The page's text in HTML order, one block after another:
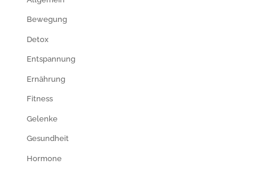
Bewegung
Detox
Entspannung
Ernährung
Fitness
Gelenke
Gesundheit
Hormone